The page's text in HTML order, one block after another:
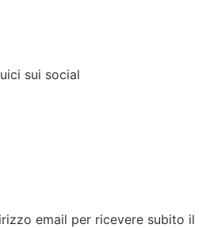
sui social
email per ricevere subito il